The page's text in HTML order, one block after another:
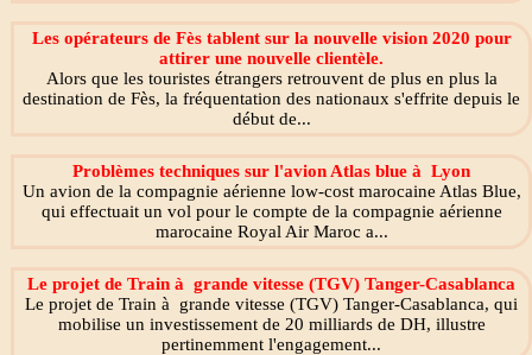
Les opérateurs de Fès tablent sur la nouvelle vision 2020 pour
attirer une nouvelle clientèle.
Alors que les touristes étrangers retrouvent de plus en plus la
destination de Fès, la fréquentation des nationaux s'effrite depuis le
début de...
Problèmes techniques sur l'avion Atlas blue à Lyon
Un avion de la compagnie aérienne low-cost marocaine Atlas Blue,
qui effectuait un vol pour le compte de la compagnie aérienne
marocaine Royal Air Maroc a...
Le projet de Train à grande vitesse (TGV) Tanger-Casablanca
Le projet de Train à grande vitesse (TGV) Tanger-Casablanca, qui
mobilise un investissement de 20 milliards de DH, illustre
pertinemment l'engagement...